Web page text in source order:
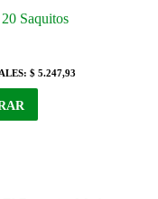
Saquitos
$ 5.247,93